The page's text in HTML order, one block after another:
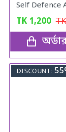
TK 1,200
DISCOUNT: